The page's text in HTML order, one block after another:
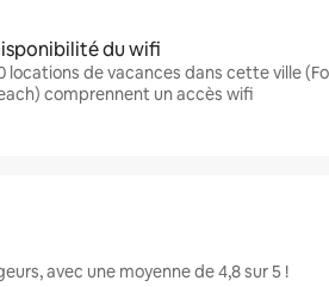
du wifi
locations de vacances dans cette ville
comprennent un accès wifi
avec une moyenne de 4,8 sur 5 !